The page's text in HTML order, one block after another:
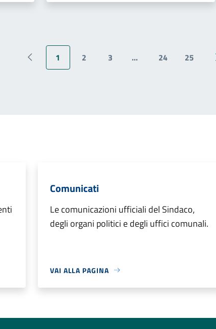
Pagina precedente
1 2 3 ... 24 25
Comunicati
Le comunicazioni ufficiali del Sindaco,
degli organi politici e degli uffici comunali.
VAI ALLA PAGINA